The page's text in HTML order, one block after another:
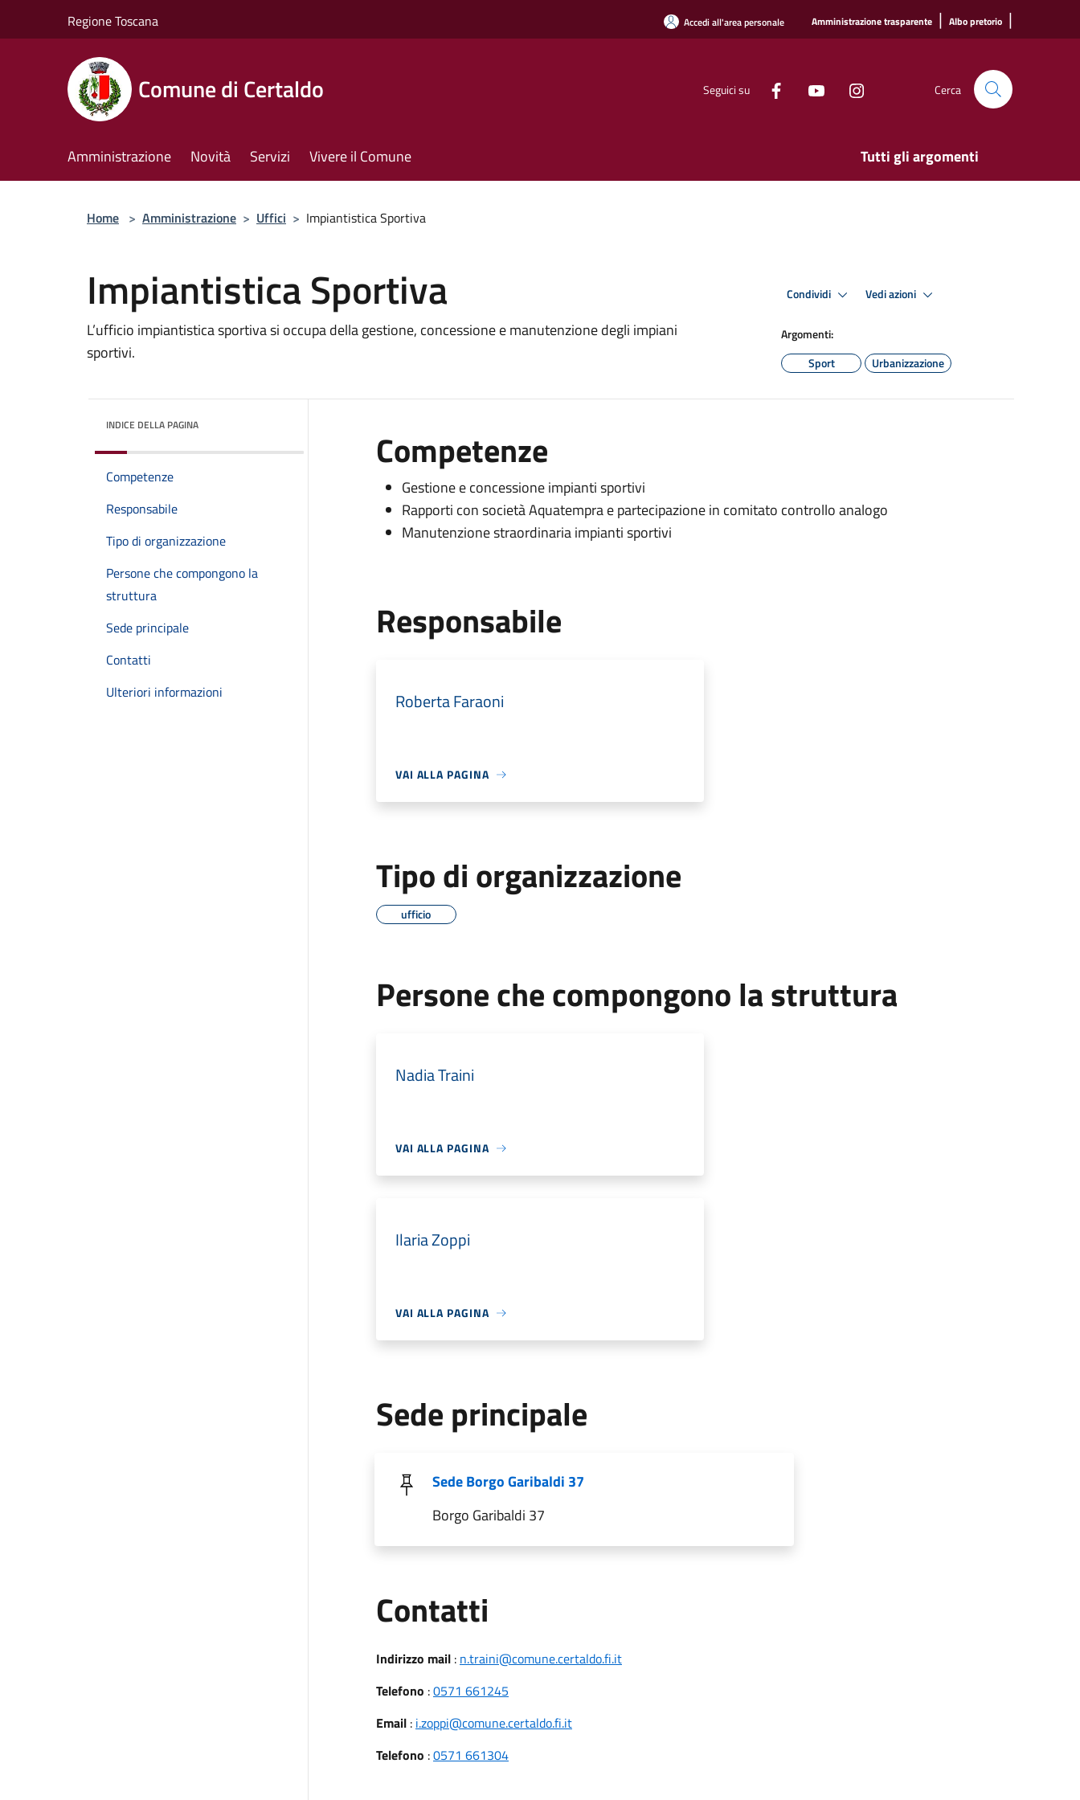
Regione Toscana Accedi all'area personale Amministrazione trasparente | Albo pretorio |
Comune di Certaldo Seguici su Cerca
Amministrazione Novità Servizi Vivere il Comune Tutti gli argomenti
Home > Amministrazione > Uffici > Impiantistica Sportiva
Impiantistica Sportiva
L’ufficio impiantistica sportiva si occupa della gestione, concessione e manutenzione degli impiani
sportivi.
Condividi Vedi azioni
Argomenti:
Sport
Urbanizzazione
INDICE DELLA PAGINA
Competenze
Responsabile
Tipo di organizzazione
Persone che compongono la
struttura
Sede principale
Contatti
Ulteriori informazioni
Competenze
Gestione e concessione impianti sportivi
Rapporti con società Aquatempra e partecipazione in comitato controllo analogo
Manutenzione straordinaria impianti sportivi
Responsabile
Roberta Faraoni
VAI ALLA PAGINA
Tipo di organizzazione
ufficio
Persone che compongono la struttura
Nadia Traini
VAI ALLA PAGINA
Ilaria Zoppi
VAI ALLA PAGINA
Sede principale
Sede Borgo Garibaldi 37
Borgo Garibaldi 37
Contatti
Indirizzo mail: n.traini@comune.certaldo.fi.it
Telefono :0571 661245
Email: i.zoppi@comune.certaldo.fi.it
Telefono :0571 661304